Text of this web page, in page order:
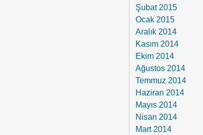
Şubat 2015
Ocak 2015
Aralık 2014
Kasım 2014
Ekim 2014
Ağustos 2014
Temmuz 2014
Haziran 2014
Mayıs 2014
Nisan 2014
Mart 2014